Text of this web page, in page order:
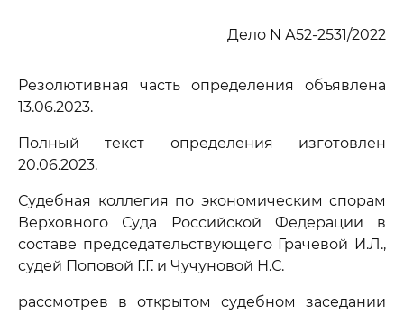
Дело N А52-2531/2022
Резолютивная часть определения объявлена
13.06.2023.
Полный текст определения изготовлен
20.06.2023.
Судебная коллегия по экономическим спорам
Верховного Суда Российской Федерации в
составе председательствующего Грачевой И.Л.,
судей Поповой Г.Г. и Чучуновой Н.С.
рассмотрев в открытом судебном заседании